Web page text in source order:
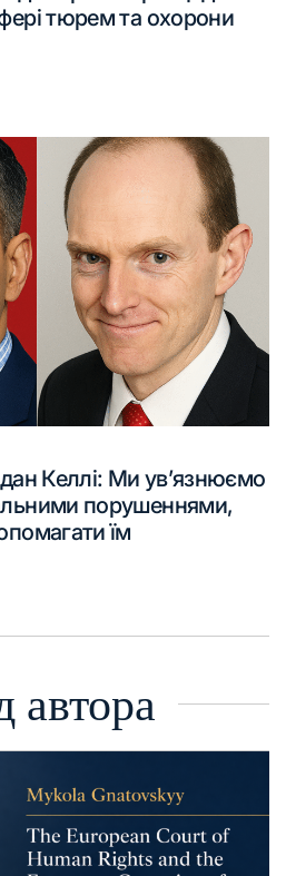
тюрем та охорони
Келлі: Ми ув’язнюємо
порушеннями,
їм
автора